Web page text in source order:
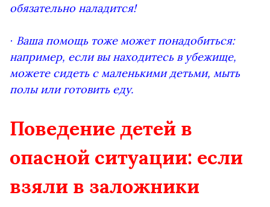
обязательно наладится!
· Ваша помощь тоже может понадобиться:
например, если вы находитесь в убежище,
можете сидеть с маленькими детьми, мыть
полы или готовить еду.
Поведение детей в
опасной ситуации: если
взяли в заложники